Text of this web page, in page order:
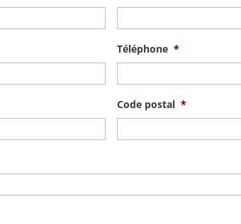
Téléphone *
Code postal *